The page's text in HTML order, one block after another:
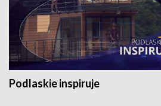
Podlaskie inspiruje